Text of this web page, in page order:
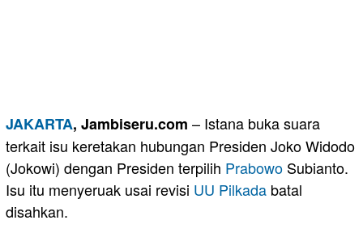
JAKARTA, Jambiseru.com – Istana buka suara
terkait isu keretakan hubungan Presiden Joko Widodo
(Jokowi) dengan Presiden terpilih Prabowo Subianto.
Isu itu menyeruak usai revisi UU Pilkada batal
disahkan.